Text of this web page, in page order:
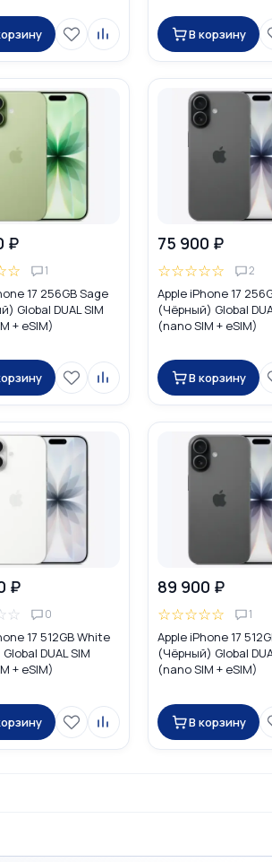
В корзину
₽
☆ 1
17 256GB Sage
Global DUAL SIM
+ eSIM)
75 900 ₽
☆☆☆☆☆ 2
Apple iPhone 17
(Чёрный) Global
(nano SIM + eSIM)
В корзину
₽
☆ 0
17 512GB White
DUAL SIM
+ eSIM)
89 900 ₽
☆☆☆☆☆ 1
Apple iPhone 17
(Чёрный) Global
(nano SIM + eSIM)
В корзину